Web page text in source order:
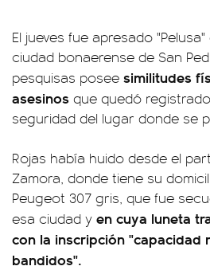
El jueves fue apresado
ciudad bonaerense de San
pesquisas posee similitudes
asesinos que quedó
seguridad del lugar donde se
Rojas había huido desde el
Zamora, donde tiene su
Peugeot 307 gris, que fue
esa ciudad y en cuya luneta
con la inscripción "capacidad
bandidos".